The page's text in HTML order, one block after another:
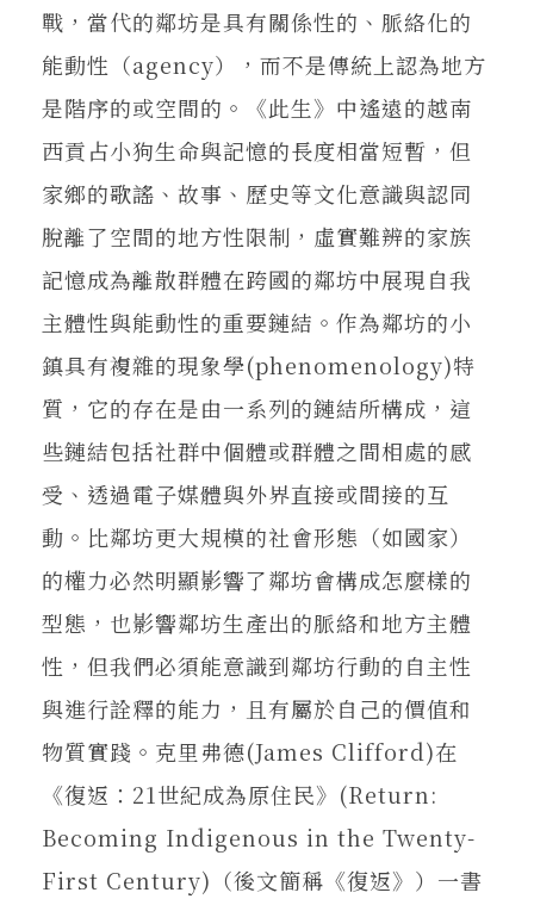
戰，當代的鄰坊是具有關係性的、脈絡化的
能動性（agency），而不是傳統上認為地方
是階序的或空間的。《此生》中遙遠的越南
西貢占小狗生命與記憶的長度相當短暫，但
家鄉的歌謠、故事、歷史等文化意識與認同
脫離了空間的地方性限制，虛實難辨的家族
記憶成為離散群體在跨國的鄰坊中展現自我
主體性與能動性的重要鏈結。作為鄰坊的小
鎮具有複雜的現象學(phenomenology)特
質，它的存在是由一系列的鏈結所構成，這
些鏈結包括社群中個體或群體之間相處的感
受、透過電子媒體與外界直接或間接的互
動。比鄰坊更大規模的社會形態（如國家）
的權力必然明顯影響了鄰坊會構成怎麼樣的
型態，也影響鄰坊生產出的脈絡和地方主體
性，但我們必須能意識到鄰坊行動的自主性
與進行詮釋的能力，且有屬於自己的價值和
物質實踐。克里弗德(James Clifford)在
《復返：21世紀成為原住民》(Return:
Becoming Indigenous in the Twenty-
First Century)（後文簡稱《復返》）一書